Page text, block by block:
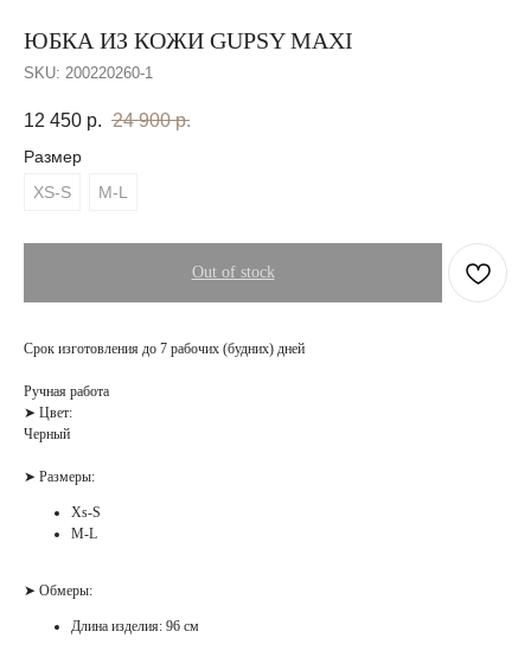
ЮБКА ИЗ КОЖИ GUPSY MAXI
SKU: 200220260-1
12 450 р. 24 900 р.
Размер
XS-S
M-L
Out of stock
Срок изготовления до 7 рабочих (будних) дней
Ручная работа
➤ Цвет:
Черный
➤ Размеры:
Xs-S
M-L
➤ Обмеры:
Длина изделия: 96 см